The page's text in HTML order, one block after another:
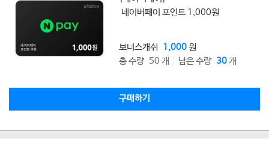
네이버페이 포인트 1,000원
보너스캐쉬 1,000원
총 수량 50 개
남은 수량 30개
구매하기